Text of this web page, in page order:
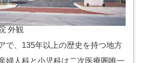
外観
で、135年以上の歴史を持つ地方
婦人科と小児科は二次医療圏唯一